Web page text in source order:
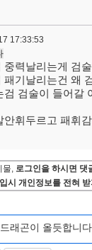
17:33:53
중력날리는게 검술
패기날리는건 왜
검 검술이 들어갈
안휘두르고 패휘
물, 로그인을 하시면 댓
시 개인정보를 전혀
래곤이 올듯합니다